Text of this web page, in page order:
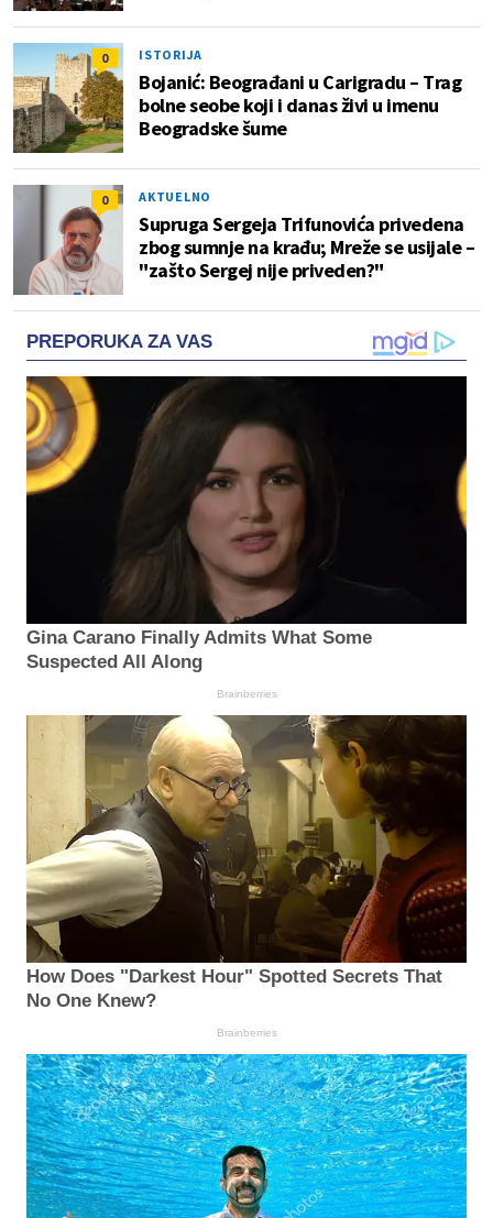
0 ISTORIJA
Bojanić: Beograđani u Carigradu – Тrag
bolne seobe koji i danas živi u imenu
Beogradske šume
0 AKTUELNO
Supruga Sergeja Trifunovića privedena
zbog sumnje na krađu; Mreže se usijale –
"zašto Sergej nije priveden?"
PREPORUKA ZA VAS
Gina Carano Finally Admits What Some
Suspected All Along
Brainberries
How Does "Darkest Hour" Spotted Secrets That
No One Knew?
Brainberries